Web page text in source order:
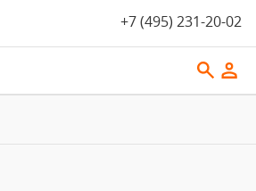
+7 (495) 231-20-02